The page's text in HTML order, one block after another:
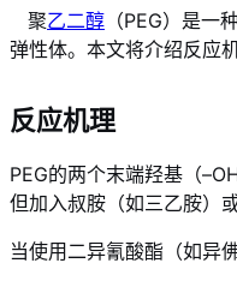
聚乙二醇 （PEG）是一
弹性体。本文将介绍反应
反应机理
PEG的两个末端羟基（
但加入叔胺（如三乙胺）
当使用二异氰酸酯（如异